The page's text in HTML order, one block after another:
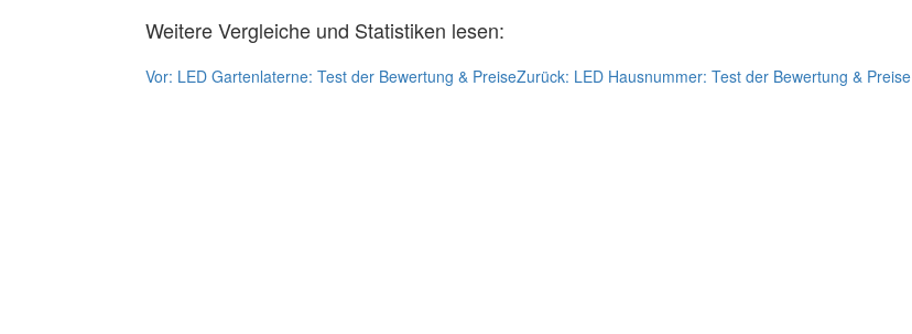
Weitere Vergleiche und Statistiken lesen:
Vor: LED Gartenlaterne: Test der Bewertung & PreiseZurück: LED Hausnummer: Test der Bewertung & Preise